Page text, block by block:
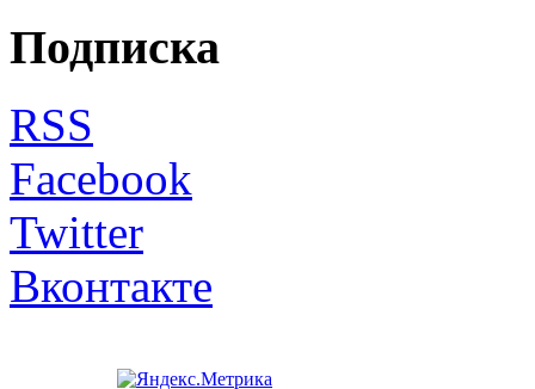
Подписка
RSS
Facebook
Twitter
Вконтакте